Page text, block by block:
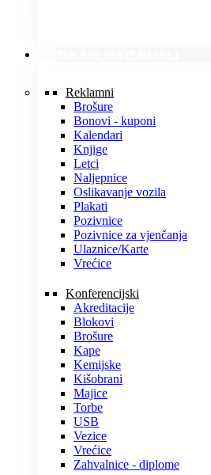
Reklamni
Brošure
Bonovi - kuponi
Kalendari
Knjige
Letci
Naljepnice
Oslikavanje vozila
Plakati
Pozivnice
Pozivnice za vjenčanja
Ulaznice/Karte
Vrećice
Konferencijski
Akreditacije
Blokovi
Brošure
Kape
Kemijske
Kišobrani
Majice
Torbe
USB
Vezice
Vrećice
Zahvalnice - diplome